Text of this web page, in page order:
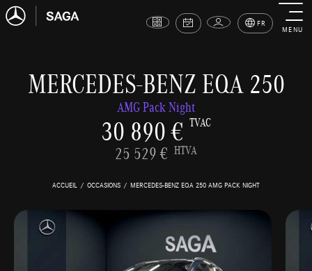
FR
MENU
MERCEDES-BENZ EQA 250
AMG Pack Night
30 890 € TVAC
25 529 € HTVA
ACCUEIL OCCASIONS MERCEDES-BENZ EQA 250 AMG PACK NIGHT